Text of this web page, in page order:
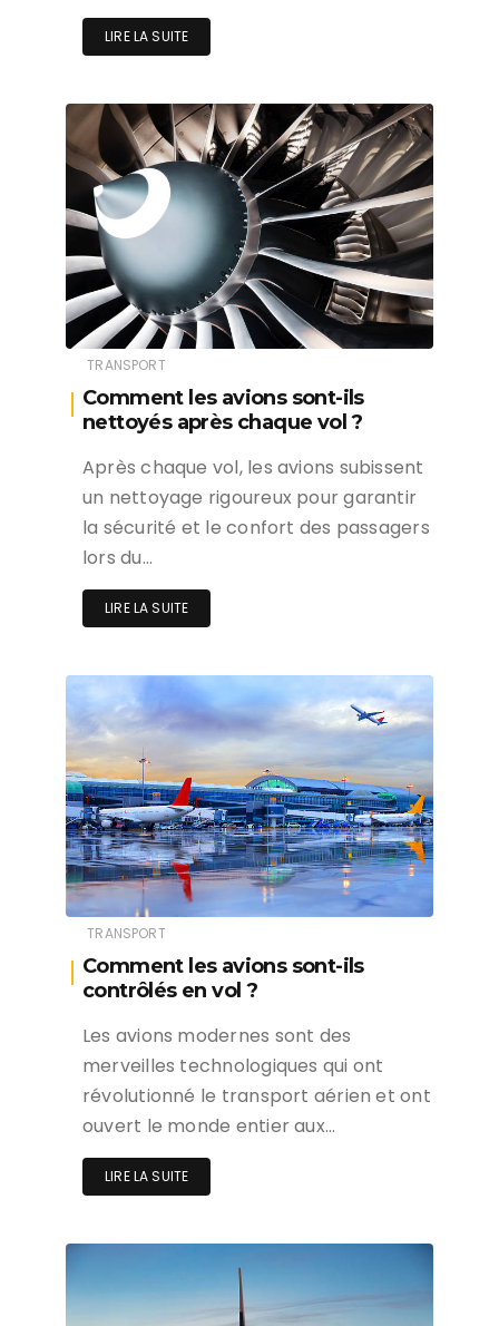
LIRE LA SUITE
TRANSPORT
Comment les avions sont-ils
nettoyés après chaque vol ?
Après chaque vol, les avions subissent
un nettoyage rigoureux pour garantir
la sécurité et le confort des passagers
lors du…
LIRE LA SUITE
TRANSPORT
Comment les avions sont-ils
contrôlés en vol ?
Les avions modernes sont des
merveilles technologiques qui ont
révolutionné le transport aérien et ont
ouvert le monde entier aux…
LIRE LA SUITE